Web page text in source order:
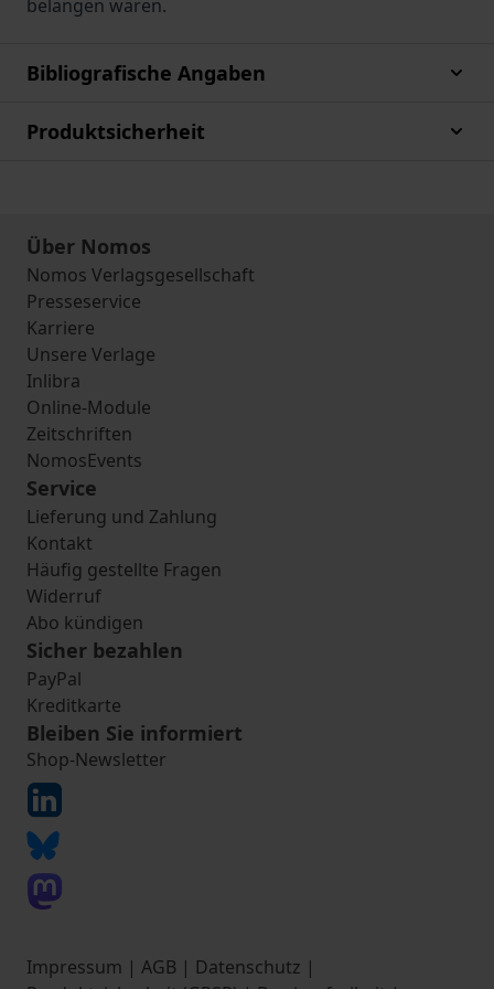
belangen wären.
Bibliografische Angaben
Produktsicherheit
Über Nomos
Nomos Verlagsgesellschaft
Presseservice
Karriere
Unsere Verlage
Inlibra
Online-Module
Zeitschriften
NomosEvents
Service
Lieferung und Zahlung
Kontakt
Häufig gestellte Fragen
Widerruf
Abo kündigen
Sicher bezahlen
PayPal
Kreditkarte
Bleiben Sie informiert
Shop-Newsletter
Impressum | AGB | Datenschutz |